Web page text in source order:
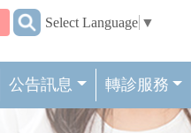
::: Select Language ▼
公告訊息 轉診服務